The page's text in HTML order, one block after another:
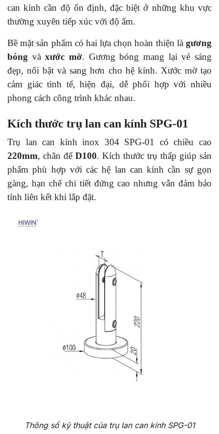
can kính cần độ ổn định, đặc biệt ở những khu vực
thường xuyên tiếp xúc với độ ẩm.
Bề mặt sản phẩm có hai lựa chọn hoàn thiện là gương
bóng vàxước mờ. Gương bóng mang lại vẻ sáng
đẹp, nổi bật và sang hơn cho hệ kính. Xước mờ tạo
cảm giác tinh tế, hiện đại, dễ phối hợp với nhiều
phong cách công trình khác nhau.
Kích thước trụ lan can kính SPG-01
Trụ lan can kính inox 304 SPG-01 có chiều cao
220mm, chân đế D100. Kích thước trụ thấp giúp sản
phẩm phù hợp với các hệ lan can kính cần sự gọn
gàng, hạn chế chi tiết đứng cao nhưng vẫn đảm bảo
tính liên kết khi lắp đặt.
Thông số kỹ thuật của trụ lan can kính SPG-01